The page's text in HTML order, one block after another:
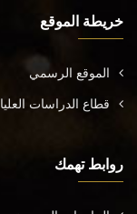
خريطة الموقع
الموقع الرسمي
قطاع الدراسات
روابط تهمك